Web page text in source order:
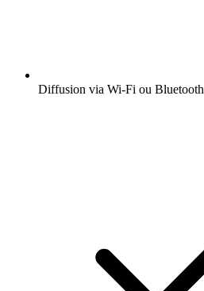
Diffusion via Wi-Fi ou Bluetooth